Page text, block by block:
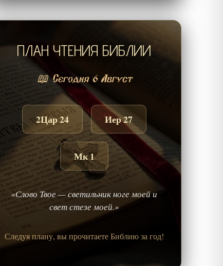
ПЛАН ЧТЕНИЯ БИБЛИИ
📖 Сегодня 6 Август
2Цар 24 Иер 27
Мк 1
«Слово Твое — светильник ноге моей и
свет стезе моей.»
Следуя плану, вы прочитаете Библию за год!